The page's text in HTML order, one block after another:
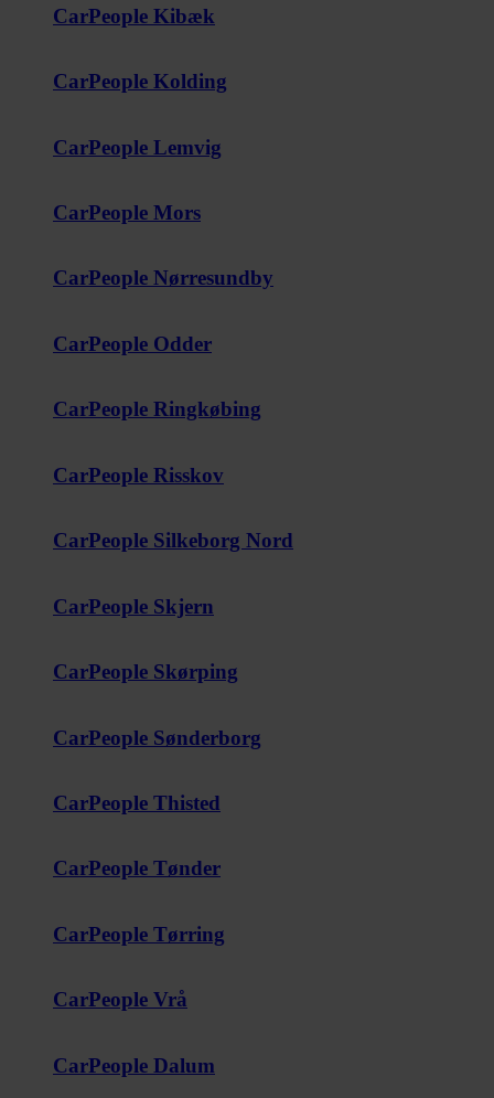
CarPeople Kibæk
CarPeople Kolding
CarPeople Lemvig
CarPeople Mors
CarPeople Nørresundby
CarPeople Odder
CarPeople Ringkøbing
CarPeople Risskov
CarPeople Silkeborg Nord
CarPeople Skjern
CarPeople Skørping
CarPeople Sønderborg
CarPeople Thisted
CarPeople Tønder
CarPeople Tørring
CarPeople Vrå
CarPeople Dalum